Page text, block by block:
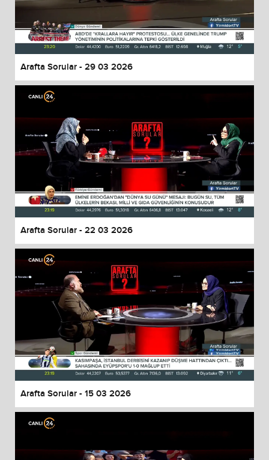
Arafta Sorular - 29 03 2026
Arafta Sorular - 22 03 2026
Arafta Sorular - 15 03 2026